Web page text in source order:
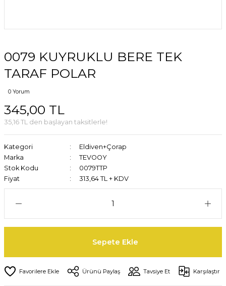
0079 KUYRUKLU BERE TEK
TARAF POLAR
0 Yorum
345,00 TL
35,16 TL den başlayan taksitlerle!
Kategori
Eldiven+Çorap
Marka
TEVOOY
Stok Kodu
0079TTP
Fiyat
313,64 TL + KDV
Sepete Ekle
Ürünü Paylaş Tavsiye Et Karşılaştır